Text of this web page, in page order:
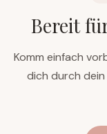
Bereit
Komm einfach
dich durch